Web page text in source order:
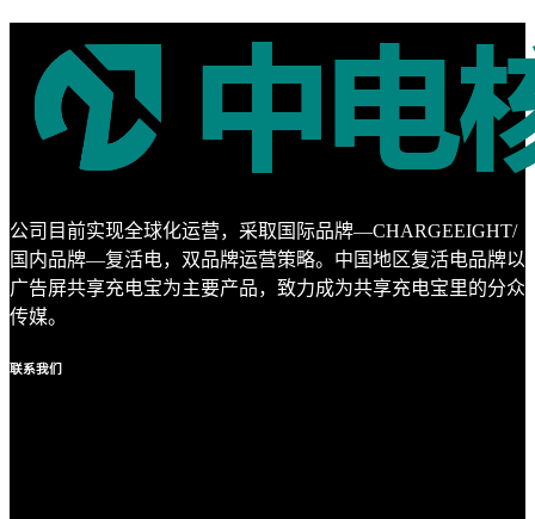
公司目前实现全球化运营，采取国际品牌—CHARGEEIGHT/
国内品牌—复活电，双品牌运营策略。中国地区复活电品牌以
广告屏共享充电宝为主要产品，致力成为共享充电宝里的分众
传媒。
联系我们